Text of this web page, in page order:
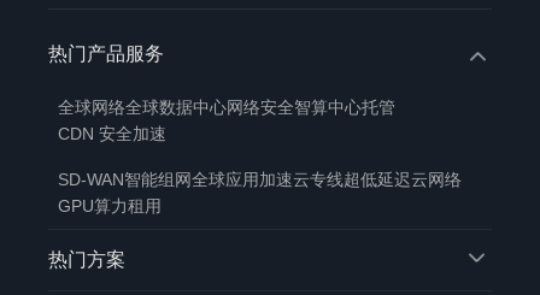
热门产品服务
全球网络全球数据中心网络安全智算中心托管
CDN 安全加速
SD-WAN智能组网全球应用加速云专线超低延迟云网络
GPU算力租用
热门方案